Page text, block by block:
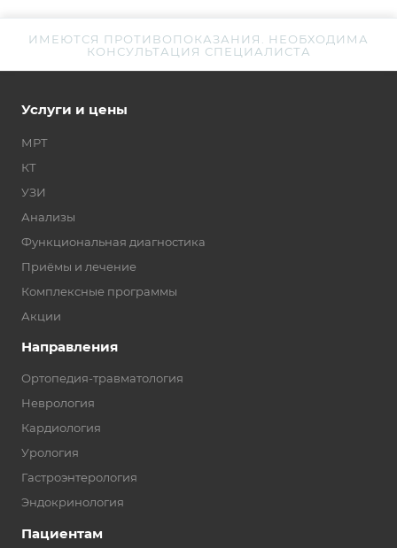
ИМЕЮТСЯ ПРОТИВОПОКАЗАНИЯ. НЕОБХОДИМА
КОНСУЛЬТАЦИЯ СПЕЦИАЛИСТА
Услуги и цены
МРТ
КТ
УЗИ
Анализы
Функциональная диагностика
Приёмы и лечение
Комплексные программы
Акции
Направления
Ортопедия-травматология
Неврология
Кардиология
Урология
Гастроэнтерология
Эндокринология
Пациентам